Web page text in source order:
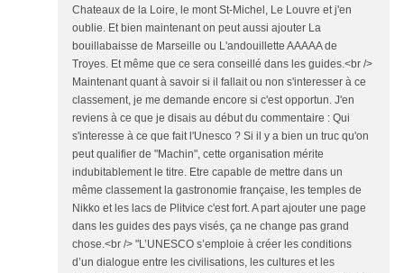
Chateaux de la Loire, le mont St-Michel, Le Louvre et j'en
oublie. Et bien maintenant on peut aussi ajouter La
bouillabaisse de Marseille ou L'andouillette AAAAA de
Troyes. Et même que ce sera conseillé dans les guides.<br />
Maintenant quant à savoir si il fallait ou non s'interesser à ce
classement, je me demande encore si c'est opportun. J'en
reviens à ce que je disais au début du commentaire : Qui
s'interesse à ce que fait l'Unesco ? Si il y a bien un truc qu'on
peut qualifier de "Machin", cette organisation mérite
indubitablement le titre. Etre capable de mettre dans un
même classement la gastronomie française, les temples de
Nikko et les lacs de Plitvice c'est fort. A part ajouter une page
dans les guides des pays visés, ça ne change pas grand
chose.<br /> "L’UNESCO s’emploie à créer les conditions
d’un dialogue entre les civilisations, les cultures et les